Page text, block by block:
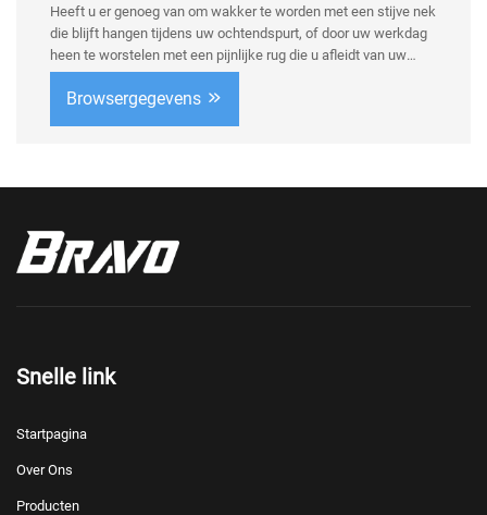
Heeft u er genoeg van om wakker te worden met een stijve nek
die blijft hangen tijdens uw ochtendspurt, of door uw werkdag
heen te worstelen met een pijnlijke rug die u afleidt van uw
taken? U bent niet alleen. In de huidige snellevende wereld –
waar kantoormedewerkers, lange ritten en slechte houding de
Browsergegevens
Snelle link
Startpagina
Over Ons
Producten